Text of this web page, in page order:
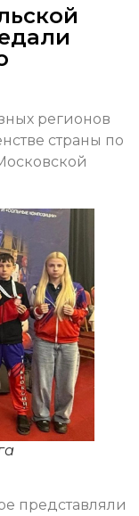
регионов
страны по
представляли